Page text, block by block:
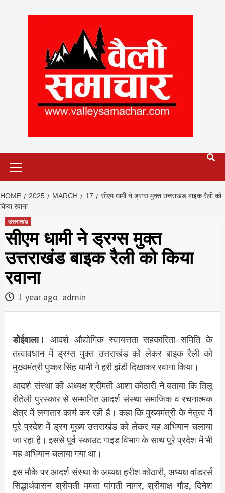
HOME 2025 MARCH 17
सीएम धामी ने ड्रग्स मुक्त उत्तराखंड बाइक रैली को
किया रवाना
उत्तराखंड
सीएम धामी ने ड्रग्स मुक्त
उत्तराखंड बाइक रैली को किया
रवाना
1 year ago admin
डोईवाला।
आदर्श औद्योगिक स्वायत्तता सहकारिता समिति के
तत्वावधान में ड्रग्स मुक्त उत्तराखंड को लेकर बाइक रैली को
मुख्यमंत्री पुष्कर सिंह धामी ने हरी झंडी दिखाकर रवाना किया।
आदर्श संस्था की अध्यक्ष श्रीमती आशा कोठारी ने बताया कि तिलू
रौतेली पुरस्कार से सम्मानित आदर्श संस्था समाजिक व रचनात्मक
क्षेत्र में लगातार कार्य कर रही है। कहा कि मुख्यमंत्री के नेतृत्व में
पूरे प्रदेश में ड्रग मुख्य उत्तराखंड को लेकर यह अभियान चलाया
जा रहा है। इससे पूर्व स्काउट गाइड विभाग के साथ पूरे प्रदेश में भी
यह अभियान चलाया गया था।
इस मौके पर आदर्श संस्था के अध्यक्ष हरीश कोठारी, अध्यक्ष वांडरर्स
सिद्धार्थवासन श्रीमती ममता पांगती नागर, श्रीयाक्ष गौड, दिनेश